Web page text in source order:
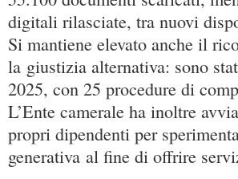
digitali rilasciate, tra nuovi
Si mantiene elevato anche il
la giustizia alternativa: sono
2025, con 25 procedure di
L’Ente camerale ha inoltre
propri dipendenti per
generativa al fine di offrire